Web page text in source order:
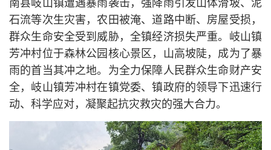
南县岐山镇遭遇暴雨袭击，强降雨引发山体滑坡、泥
石流等次生灾害，农田被淹、道路中断、房屋受损，
群众生命安全受到威胁，全镇经济损失严重。岐山镇
芳冲村位于森林公园核心景区，山高坡陡，成为了暴
雨的首当其冲之地。为全力保障人民群众生命财产安
全，岐山镇芳冲村在镇党委、镇政府的领导下迅速行
动、科学应对，凝聚起抗灾救灾的强大合力。